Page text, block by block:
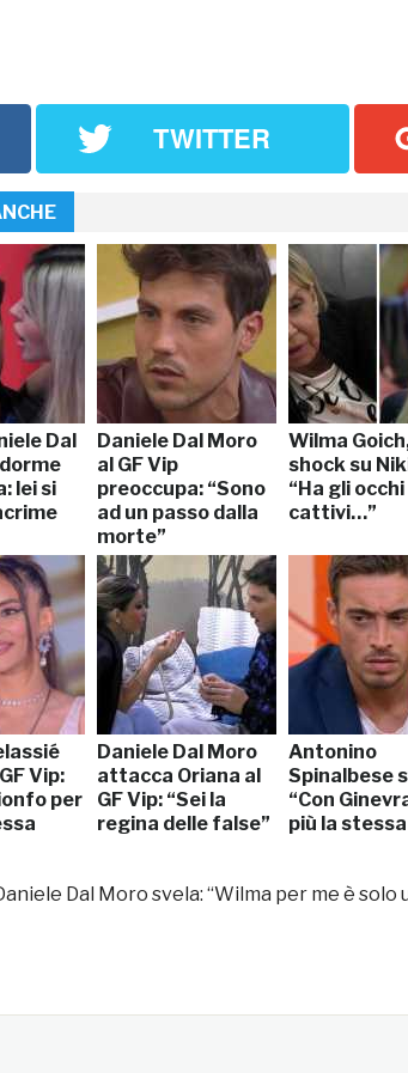
TWITTER
Dal
lei si
Daniele Dal Moro
al GF Vip
preoccupa: “Sono
ad un passo dalla
morte”
Wilma
shock su
“Ha gli occhi
cattivi…”
Vip:
per
Daniele Dal Moro
attacca Oriana al
GF Vip: “Sei la
regina delle false”
Antonino
Spinalbese
“Con
più la
Dal Moro svela: “Wilma per me è solo